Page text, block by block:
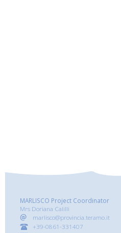
MARLISCO Project Coordinator
Mrs Doriana Calilli
marlisco@provincia.teramo.it
+39-0861-331407